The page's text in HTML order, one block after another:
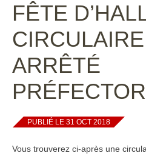
FÊTE
ARRÊTÉ
PUBLIÉ LE 31 OCT 2018
Vous trouverez ci-après une